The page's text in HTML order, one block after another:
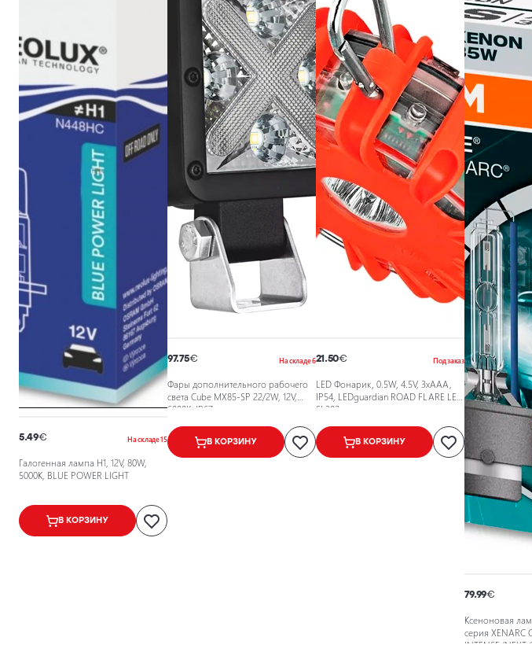
5.49€ На складе 15
Галогенная лампа H1, 12V, 80W,
5000K, BLUE POWER LIGHT
В КОРЗИНУ
97.75€ На складе 6
Фары дополнительного рабочего
света Cube MX85-SP 22/2W, 12V,
6000K, IP67
В КОРЗИНУ
21.50€ Под заказ
LED Фонарик, 0.5W, 4.5V, 3xAAA,
IP54, LEDguardian ROAD FLARE LED
SL302
В КОРЗИНУ
79.99€
Ксеноновая
серия XENARC
INTENSE (NEXT